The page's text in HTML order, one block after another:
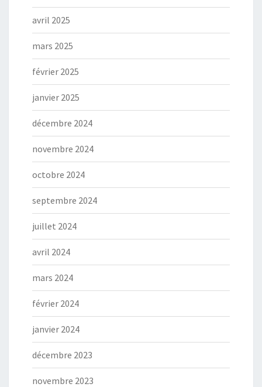
avril 2025
mars 2025
février 2025
janvier 2025
décembre 2024
novembre 2024
octobre 2024
septembre 2024
juillet 2024
avril 2024
mars 2024
février 2024
janvier 2024
décembre 2023
novembre 2023